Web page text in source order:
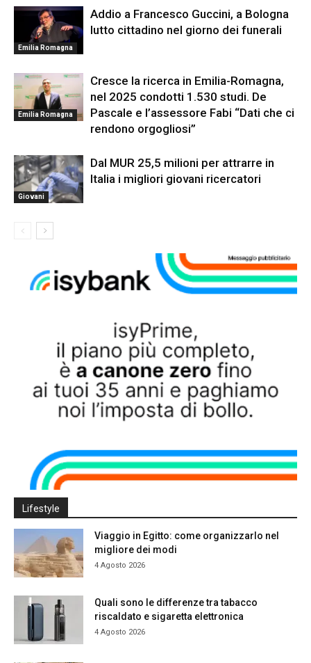
Emilia Romagna
Addio a Francesco Guccini, a Bologna
lutto cittadino nel giorno dei funerali
Emilia Romagna
Cresce la ricerca in Emilia-Romagna,
nel 2025 condotti 1.530 studi. De
Pascale e l’assessore Fabi “Dati che ci
rendono orgogliosi”
Giovani
Dal MUR 25,5 milioni per attrarre in
Italia i migliori giovani ricercatori
Lifestyle
Viaggio in Egitto: come organizzarlo nel
migliore dei modi
4 Agosto 2026
Quali sono le differenze tra tabacco
riscaldato e sigaretta elettronica
4 Agosto 2026